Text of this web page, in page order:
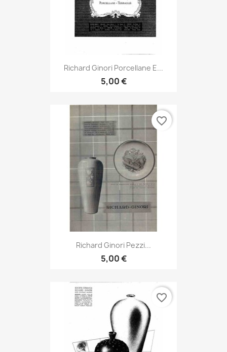
Richard Ginori Porcellane E...
5,00 €
Richard Ginori Pezzi...
5,00 €
favorite_border
favorite_border